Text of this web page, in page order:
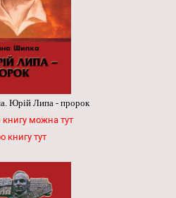
Юрій Липа - пророк
книгу можна тут
книгу тут